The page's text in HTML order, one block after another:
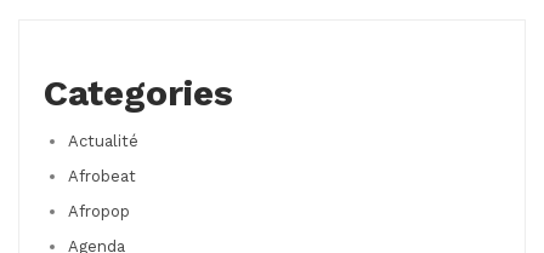
Categories
Actualité
Afrobeat
Afropop
Agenda